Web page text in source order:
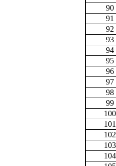
90
91
92
93
94
95
96
97
98
99
100
101
102
103
104